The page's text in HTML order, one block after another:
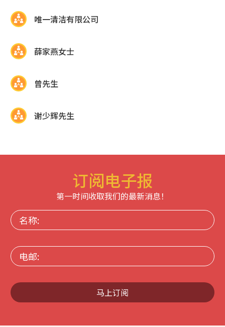
唯一清洁有限公司
薛家燕女士
曾先生
谢少辉先生
订阅电子报
第一时间收取我们的最新消息！
名
称:
电
邮:
马上订阅